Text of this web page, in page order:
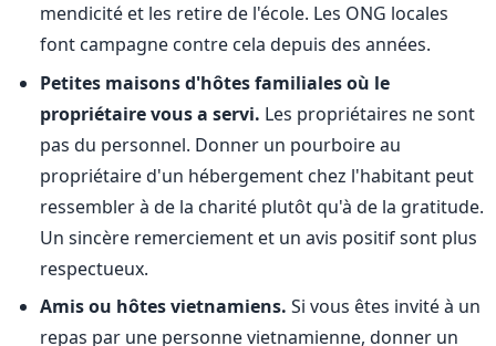
mendicité et les retire de l'école. Les ONG locales
font campagne contre cela depuis des années.
Petites maisons d'hôtes familiales où le
propriétaire vous a servi. Les propriétaires ne sont
pas du personnel. Donner un pourboire au
propriétaire d'un hébergement chez l'habitant peut
ressembler à de la charité plutôt qu'à de la gratitude.
Un sincère remerciement et un avis positif sont plus
respectueux.
Amis ou hôtes vietnamiens. Si vous êtes invité à un
repas par une personne vietnamienne, donner un